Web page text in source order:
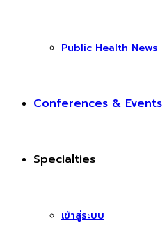
Public Health News
Conferences & Events
Specialties
เข้าสู่ระบบ